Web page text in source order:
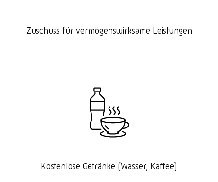
Zuschuss für vermögenswirksame Leistungen
Kostenlose Getränke (Wasser, Kaffee)